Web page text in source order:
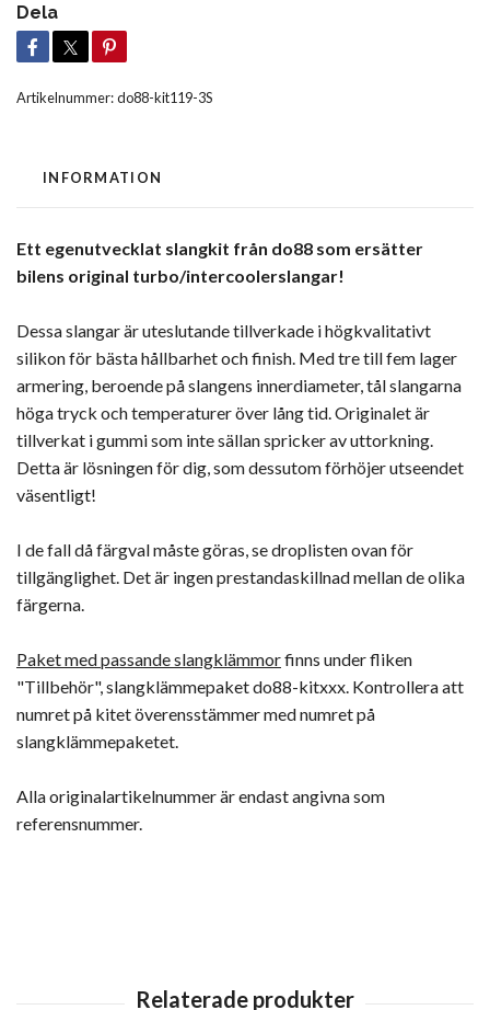
Dela
Artikelnummer:do88-kit119-3S
INFORMATION
Ett egenutvecklat slangkit från do88 som ersätter
bilens original turbo/intercoolerslangar!
Dessa slangar är uteslutande tillverkade i högkvalitativt
silikon för bästa hållbarhet och finish. Med tre till fem lager
armering, beroende på slangens innerdiameter, tål slangarna
höga tryck och temperaturer över lång tid. Originalet är
tillverkat i gummi som inte sällan spricker av uttorkning.
Detta är lösningen för dig, som dessutom förhöjer utseendet
väsentligt!
I de fall då färgval måste göras, se droplisten ovan för
tillgänglighet. Det är ingen prestandaskillnad mellan de olika
färgerna.
Paket med passande slangklämmorfinns under fliken
"Tillbehör", slangklämmepaket do88-kitxxx. Kontrollera att
numret på kitet överensstämmer med numret på
slangklämmepaketet.
Alla originalartikelnummer är endast angivna som
referensnummer.